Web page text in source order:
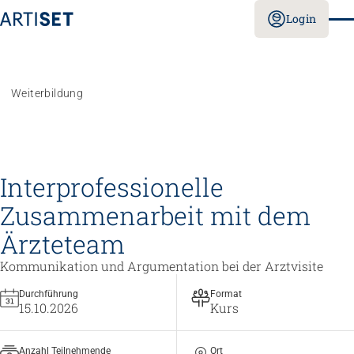
Login
Weiterbildung
Interprofessionelle
Zusammenarbeit mit dem
Ärzteteam
Kommunikation und Argumentation bei der Arztvisite
Durchführung
15.10.2026
Format
Kurs
Anzahl Teilnehmende Ort